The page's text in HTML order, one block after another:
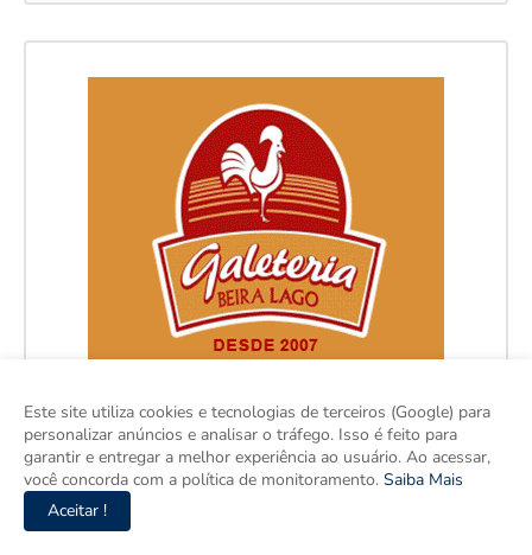
Este site utiliza cookies e tecnologias de terceiros (Google) para
personalizar anúncios e analisar o tráfego. Isso é feito para
garantir e entregar a melhor experiência ao usuário. Ao acessar,
você concorda com a política de monitoramento. Saiba Mais
Aceitar !